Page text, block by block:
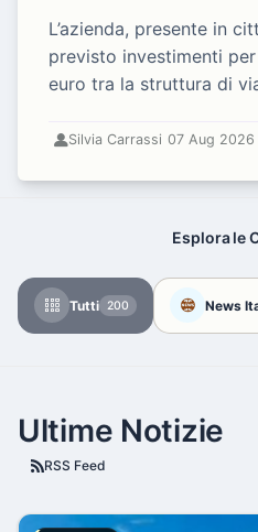
L’azienda, presente in
previsto investimenti
euro tra la struttura di
Silvia Carrassi 07 Aug 2026
Esplora le
Tutti 200 News
Ultime Notizie
RSS Feed